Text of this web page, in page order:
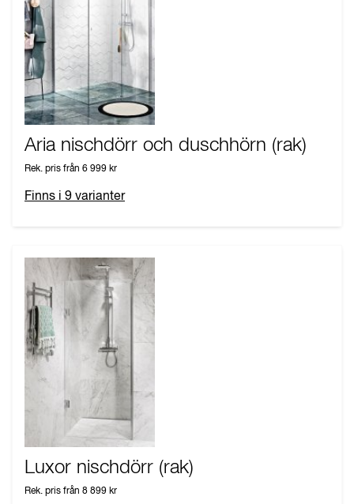
Aria nischdörr och duschhörn (rak)
Rek. pris från 6 999 kr
Finns i 9 varianter
Luxor nischdörr (rak)
Rek. pris från 8 899 kr